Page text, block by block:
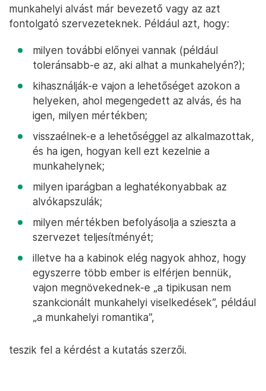
munkahelyi alvást már bevezető vagy az azt
fontolgató szervezeteknek. Például azt, hogy:
milyen további előnyei vannak (például
toleránsabb-e az, aki alhat a munkahelyén?);
kihasználják-e vajon a lehetőséget azokon a
helyeken, ahol megengedett az alvás, és ha
igen, milyen mértékben;
visszaélnek-e a lehetőséggel az alkalmazottak,
és ha igen, hogyan kell ezt kezelnie a
munkahelynek;
milyen iparágban a leghatékonyabbak az
alvókapszulák;
milyen mértékben befolyásolja a szieszta a
szervezet teljesítményét;
illetve ha a kabinok elég nagyok ahhoz, hogy
egyszerre több ember is elférjen bennük,
vajon megnövekednek-e „a tipikusan nem
szankcionált munkahelyi viselkedések”, például
„a munkahelyi romantika”,
teszik fel a kérdést a kutatás szerzői.